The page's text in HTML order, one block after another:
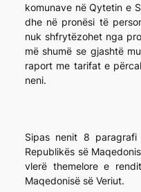
komunave në Qytetin e
dhe në pronësi të
nuk shfrytëzohet nga
më shumë se gjashtë
raport me tarifat e
neni.
Sipas nenit 8
Republikës së
vlerë themelore e
Maqedonisë së Veriut.